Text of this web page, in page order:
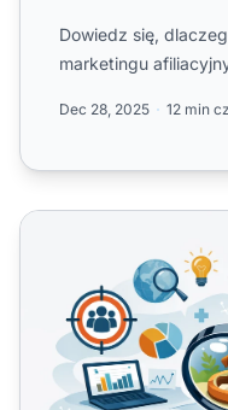
Dowiedz się,
marketingu
Dec 28, 2025 12 min
Czym jest nisza w